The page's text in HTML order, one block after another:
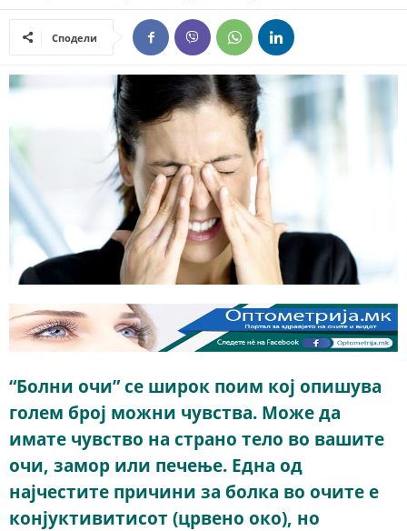
Сподели
“Болни очи” се широк поим кој опишува
голем број можни чувства. Може да
имате чувство на страно тело во вашите
очи, замор или печење. Една од
најчестите причини за болка во очите е
конјуктивитисот (црвено око), но